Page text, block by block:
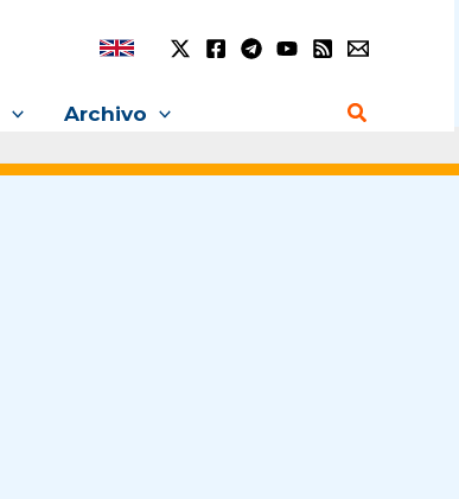
Archivo Buscar